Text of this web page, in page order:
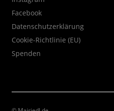
Facebook
Datenschutzerklärung
Cookie-Richtlinie (EU)
Spenden